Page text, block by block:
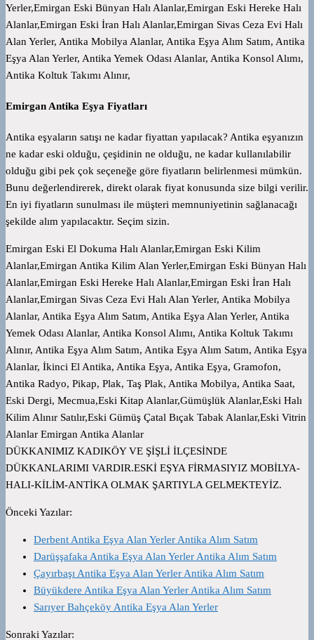
Yerler,Emirgan Eski Bünyan Halı Alanlar,Emirgan Eski Hereke Halı
Alanlar,Emirgan Eski İran Halı Alanlar,Emirgan Sivas Ceza Evi Halı
Alan Yerler, Antika Mobilya Alanlar, Antika Eşya Alım Satım, Antika
Eşya Alan Yerler, Antika Yemek Odası Alanlar, Antika Konsol Alımı,
Antika Koltuk Takımı Alınır,
Emirgan Antika Eşya Fiyatları
Antika eşyaların satışı ne kadar fiyattan yapılacak? Antika eşyanızın
ne kadar eski olduğu, çeşidinin ne olduğu, ne kadar kullanılabilir
olduğu gibi pek çok seçeneğe göre fiyatların belirlenmesi mümkün.
Bunu değerlendirerek, direkt olarak fiyat konusunda size bilgi verilir.
En iyi fiyatların sunulması ile müşteri memnuniyetinin sağlanacağı
şekilde alım yapılacaktır. Seçim sizin.
Emirgan Eski El Dokuma Halı Alanlar,Emirgan Eski Kilim
Alanlar,Emirgan Antika Kilim Alan Yerler,Emirgan Eski Bünyan Halı
Alanlar,Emirgan Eski Hereke Halı Alanlar,Emirgan Eski İran Halı
Alanlar,Emirgan Sivas Ceza Evi Halı Alan Yerler, Antika Mobilya
Alanlar, Antika Eşya Alım Satım, Antika Eşya Alan Yerler, Antika
Yemek Odası Alanlar, Antika Konsol Alımı, Antika Koltuk Takımı
Alınır, Antika Eşya Alım Satım, Antika Eşya Alım Satım, Antika Eşya
Alanlar, İkinci El Antika, Antika Eşya, Antika Eşya, Gramofon,
Antika Radyo, Pikap, Plak, Taş Plak, Antika Mobilya, Antika Saat,
Eski Dergi, Mecmua,Eski Kitap Alanlar,Gümüşlük Alanlar,Eski Halı
Kilim Alınır Satılır,Eski Gümüş Çatal Bıçak Tabak Alanlar,Eski Vitrin
Alanlar Emirgan Antika Alanlar
DÜKKANIMIZ KADIKÖY VE ŞİŞLİ İLÇESİNDE
DÜKKANLARIMI VARDIR.ESKİ EŞYA FİRMASIYIZ MOBİLYA-
HALI-KİLİM-ANTİKA OLMAK ŞARTIYLA GELMEKTEYİZ.
Önceki Yazılar:
Derbent Antika Eşya Alan Yerler Antika Alım Satım
Darüşşafaka Antika Eşya Alan Yerler Antika Alım Satım
Çayırbaşı Antika Eşya Alan Yerler Antika Alım Satım
Büyükdere Antika Eşya Alan Yerler Antika Alım Satım
Sarıyer Bahçeköy Antika Eşya Alan Yerler
Sonraki Yazılar: